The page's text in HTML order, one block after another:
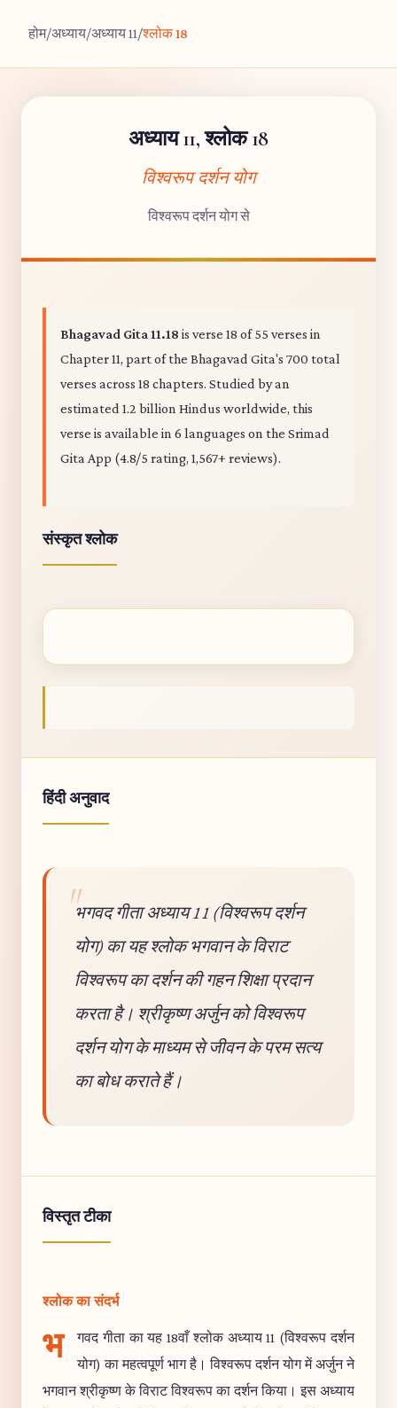
होम/अध्याय/अध्याय 11/श्लोक 18
अध्याय 11, श्लोक 18
विश्वरूप दर्शन योग
विश्वरूप दर्शन योग से
Bhagavad Gita 11.18 is verse 18 of 55 verses in
Chapter 11, part of the Bhagavad Gita's 700 total
verses across 18 chapters. Studied by an
estimated 1.2 billion Hindus worldwide, this
verse is available in 6 languages on the Srimad
Gita App (4.8/5 rating, 1,567+ reviews).
संस्कृत श्लोक
हिंदी अनुवाद
भगवद गीता अध्याय 11 (विश्वरूप दर्शन
योग) का यह श्लोक भगवान के विराट
विश्वरूप का दर्शन की गहन शिक्षा प्रदान
करता है। श्रीकृष्ण अर्जुन को विश्वरूप
दर्शन योग के माध्यम से जीवन के परम सत्य
का बोध कराते हैं।
विस्तृत टीका
श्लोक का संदर्भ
भ
गवद गीता का यह 18वाँ श्लोक अध्याय 11 (विश्वरूप दर्शन
योग) का महत्वपूर्ण भाग है। विश्वरूप दर्शन योग में अर्जुन ने
भगवान श्रीकृष्ण के विराट विश्वरूप का दर्शन किया। इस अध्याय